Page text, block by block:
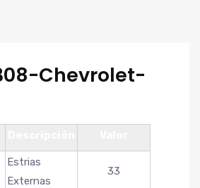
Chevrolet-
Estrias
Externas
33